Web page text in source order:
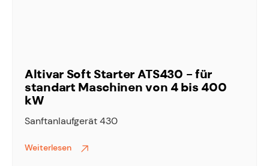
Altivar Soft Starter ATS430 - für
standart Maschinen von 4 bis 400
kW
Sanftanlaufgerät 430
Weiterlesen